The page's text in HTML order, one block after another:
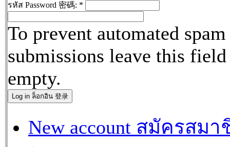
รหัส Password 密碼: *
To prevent automated spam
submissions leave this field
empty.
New account สมัครสมา